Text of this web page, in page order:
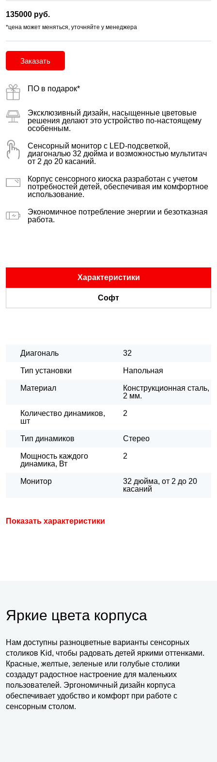
135000 руб.
*цена может меняться, уточняйте у менеджера
Заказать
ПО в подарок*
Эксклюзивный дизайн, насыщенные цветовые
решения делают это устройство по-настоящему
особенным.
Сенсорный монитор с LED-подсветкой,
диагональю 32 дюйма и возможностью мультитач
от 2 до 20 касаний.
Корпус сенсорного киоска разработан с учетом
потребностей детей, обеспечивая им комфортное
использование.
Экономичное потребление энергии и безотказная
работа.
Характеристики
Софт
Диагональ 32
Тип установки Напольная
Материал
Конструкционная сталь,
2 мм.
Количество динамиков,
шт
2
Тип динамиков Стерео
Мощность каждого
динамика, Вт
2
Монитор
32 дюйма, от 2 до 20
касаний
Показать характеристики
Яркие цвета корпуса
Нам доступны разноцветные варианты сенсорных
столиков Kid, чтобы радовать детей яркими оттенками.
Красные, желтые, зеленые или голубые столики
создадут радостное настроение для маленьких
пользователей. Эргономичный дизайн корпуса
обеспечивает удобство и комфорт при работе с
сенсорным столом.